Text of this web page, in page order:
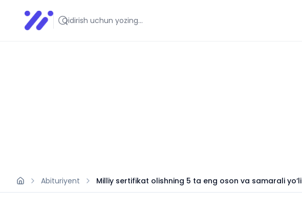
Infoedu
Ta&#039;lim xabarlari va yangiliklari
Abituriyent Milliy sertifikat olishning 5 ta eng oson va samarali yo‘li